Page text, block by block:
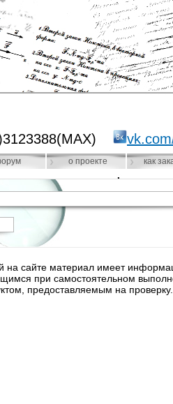
о проекте как
сайте материал имеет
при самостоятельном
предоставляемым на проверку.